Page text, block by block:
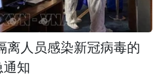
离人员感染新冠病毒的
通知